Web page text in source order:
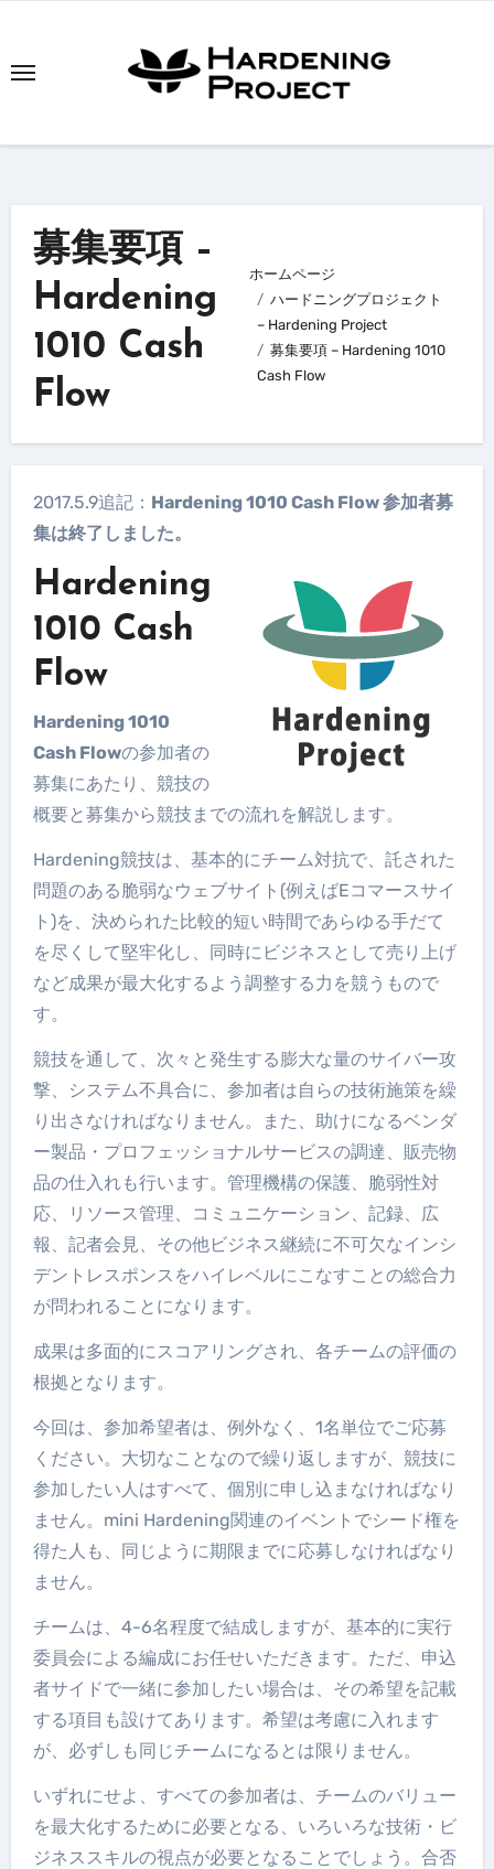
を
募集要項 –
Hardening
1010 Cash
Flow
ホームページ
ハードニングプロジェクト
– Hardening Project
募集要項 – Hardening 1010
Cash Flow
2017.5.9追記： Hardening 1010 Cash Flow 参加者募
集は終了しました。
Hardening
1010 Cash
Flow
Hardening 1010
Cash Flowの参加者の
募集にあたり、競技の
概要と募集から競技までの流れを解説します。
Hardening競技は、基本的にチーム対抗で、託された
問題のある脆弱なウェブサイト(例えばEコマースサイ
ト)を、決められた比較的短い時間であらゆる手だて
を尽くして堅牢化し、同時にビジネスとして売り上げ
など成果が最大化するよう調整する力を競うもので
す。
競技を通して、次々と発生する膨大な量のサイバー攻
撃、システム不具合に、参加者は自らの技術施策を繰
り出さなければなりません。また、助けになるベンダ
ー製品・プロフェッショナルサービスの調達、販売物
品の仕入れも行います。管理機構の保護、脆弱性対
応、リソース管理、コミュニケーション、記録、広
報、記者会見、その他ビジネス継続に不可欠なインシ
デントレスポンスをハイレベルにこなすことの総合力
が問われることになります。
成果は多面的にスコアリングされ、各チームの評価の
根拠となります。
今回は、参加希望者は、例外なく、1名単位でご応募
ください。大切なことなので繰り返しますが、競技に
参加したい人はすべて、個別に申し込まなければなり
ません。mini Hardening関連のイベントでシード権を
得た人も、同じように期限までに応募しなければなり
ません。
チームは、4-6名程度で結成しますが、基本的に実行
委員会による編成にお任せいただきます。ただ、申込
者サイドで一緒に参加したい場合は、その希望を記載
する項目も設けてあります。希望は考慮に入れます
が、必ずしも同じチームになるとは限りません。
いずれにせよ、すべての参加者は、チームのバリュー
を最大化するために必要となる、いろいろな技術・ビ
ジネススキルの視点が必要となることでしょう。合否